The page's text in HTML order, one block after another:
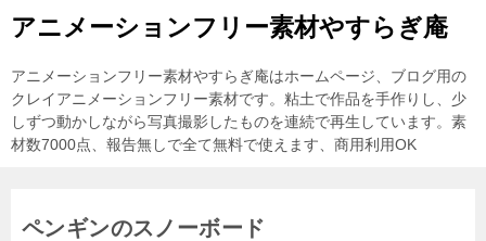
アニメーションフリー素材やすらぎ庵
アニメーションフリー素材やすらぎ庵はホームページ、ブログ用の
クレイアニメーションフリー素材です。粘土で作品を手作りし、少
しずつ動かしながら写真撮影したものを連続で再生しています。素
材数7000点、報告無しで全て無料で使えます、商用利用OK
ペンギンのスノーボード